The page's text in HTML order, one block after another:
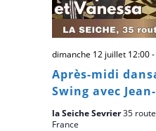
Après-midi
Swing avec
dimanche 12 juillet 12:00-
la Seiche Sevrier35
France